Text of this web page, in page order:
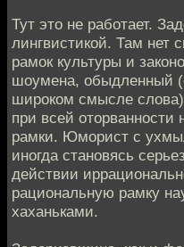
Тут это не работает.
лингвистикой. Там нет
рамок культуры и
шоумена, обыдленный
широком смысле
при всей оторванности
рамки. Юморист с
иногда становясь
действии
рациональную рамку
хаханьками.